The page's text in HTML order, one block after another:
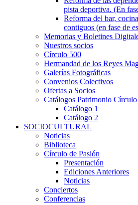
pista deportiva. (En
Reforma del bar,
contiguos (en fase de
Memorias y Boletines
Nuestros socios
Círculo 500
Hermandad de los Reyes
Galerías Fotográficas
Convenios Colectivos
Ofertas a Socios
Catálogos Patrimonio
Catálogo 1
Catálogo 2
SOCIOCULTURAL
Noticias
Biblioteca
Círculo de Pasión
Presentación
Ediciones Anteriores
Noticias
Conciertos
Conferencias